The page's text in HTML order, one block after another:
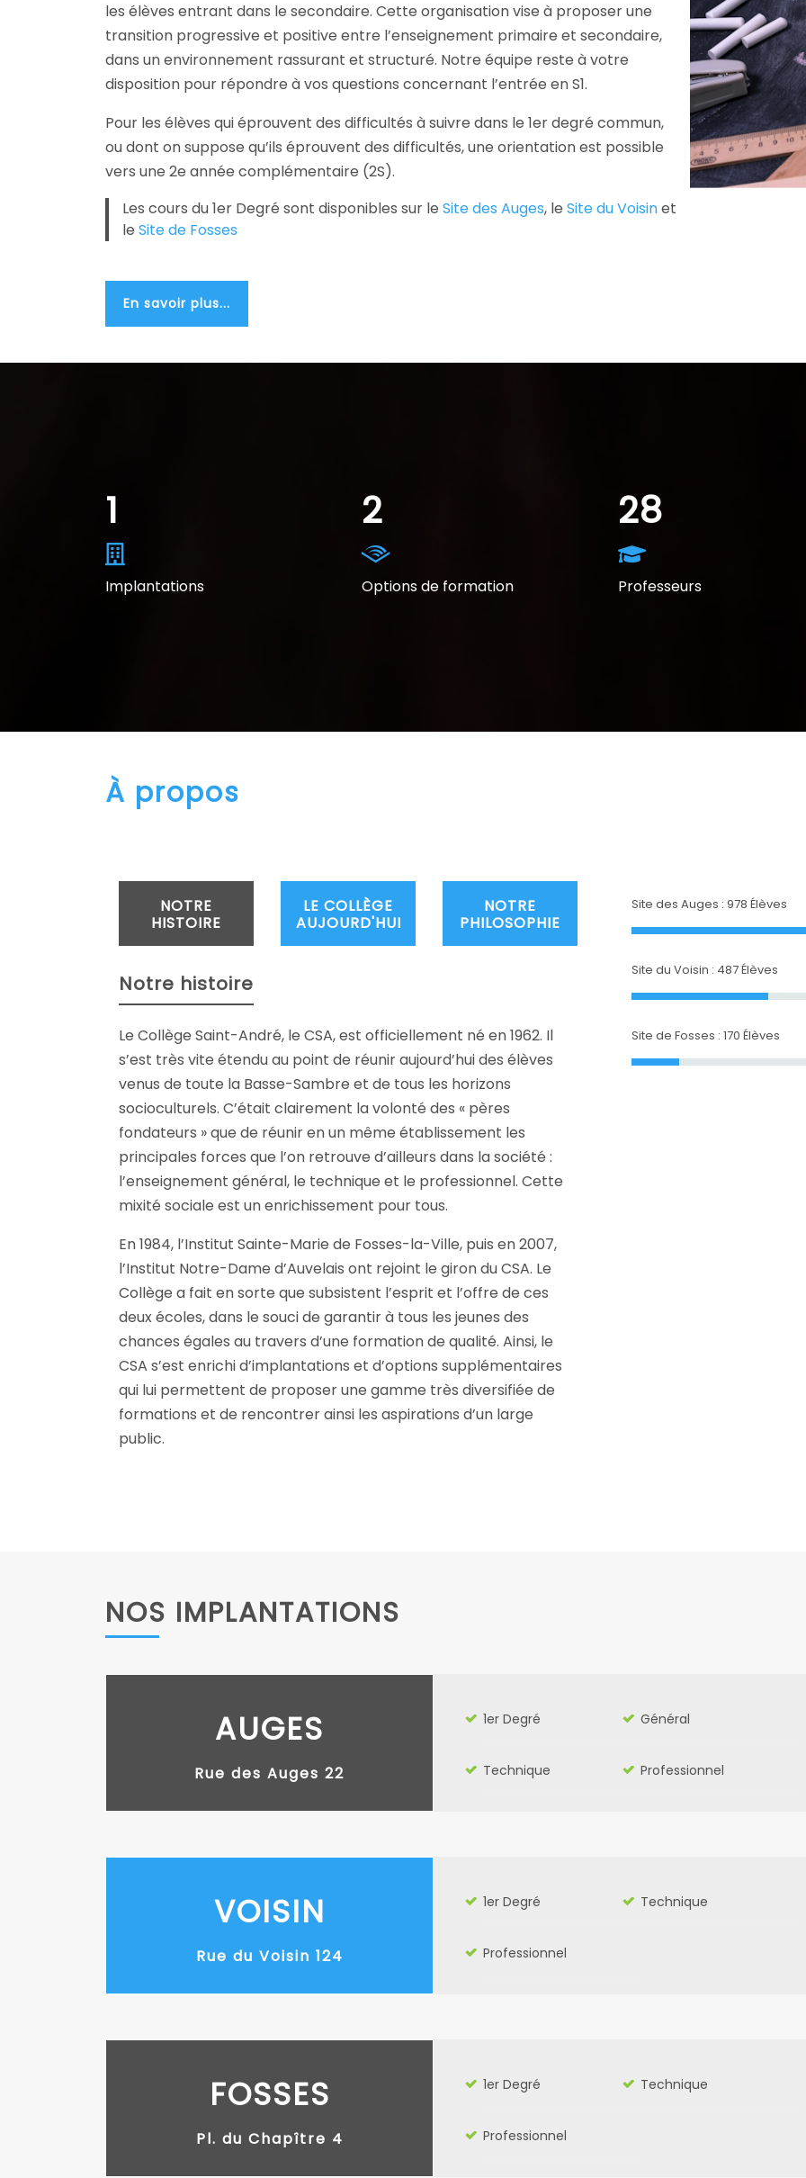
les élèves entrant dans le secondaire. Cette organisation vise à proposer une
transition progressive et positive entre l’enseignement primaire et secondaire,
dans un environnement rassurant et structuré. Notre équipe reste à votre
disposition pour répondre à vos questions concernant l’entrée en S1.
Pour les élèves qui éprouvent des difficultés à suivre dans le 1er degré commun,
ou dont on suppose qu’ils éprouvent des difficultés, une orientation est possible
vers une 2e année complémentaire (2S).
Les cours du 1er Degré sont disponibles sur le Site des Auges, le Site du Voisinet
le Site de Fosses
En savoir plus...
2
Implantations
5
Options de formation
88
Professeurs
À propos
NOTRE
HISTOIRE
LE COLLÈGE
AUJOURD'HUI
NOTRE
PHILOSOPHIE
Notre histoire
Le Collège Saint-André, le CSA, est officiellement né en 1962. Il
s’est très vite étendu au point de réunir aujourd’hui des élèves
venus de toute la Basse-Sambre et de tous les horizons
socioculturels. C’était clairement la volonté des « pères
fondateurs » que de réunir en un même établissement les
principales forces que l’on retrouve d’ailleurs dans la société :
l’enseignement général, le technique et le professionnel. Cette
mixité sociale est un enrichissement pour tous.
En 1984, l’Institut Sainte-Marie de Fosses-la-Ville, puis en 2007,
l’Institut Notre-Dame d’Auvelais ont rejoint le giron du CSA. Le
Collège a fait en sorte que subsistent l’esprit et l’offre de ces
deux écoles, dans le souci de garantir à tous les jeunes des
chances égales au travers d’une formation de qualité. Ainsi, le
CSA s’est enrichi d’implantations et d’options supplémentaires
qui lui permettent de proposer une gamme très diversifiée de
formations et de rencontrer ainsi les aspirations d’un large
public.
Site des Auges : 978 Élèves
Site du Voisin : 487 Élèves
Site de Fosses : 170 Élèves
NOS IMPLANTATIONS
AUGES
Rue des Auges 22
1er Degré Général
Technique Professionnel
VOISIN
Rue du Voisin 124
1er Degré Technique
Professionnel
FOSSES
Pl. du Chapître 4
1er Degré Technique
Professionnel